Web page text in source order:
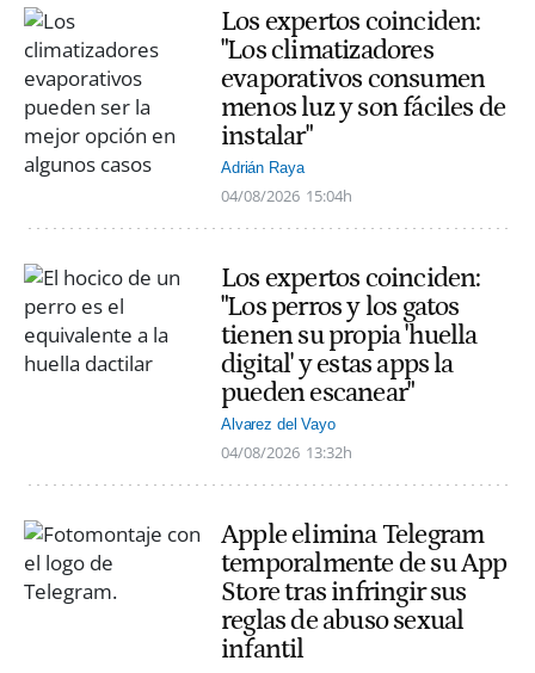
Los expertos coinciden:
"Los climatizadores
evaporativos consumen
menos luz y son fáciles de
instalar"
Adrián Raya
04/08/2026 15:04h
Los expertos coinciden:
"Los perros y los gatos
tienen su propia 'huella
digital' y estas apps la
pueden escanear"
Alvarez del Vayo
04/08/2026 13:32h
Apple elimina Telegram
temporalmente de su App
Store tras infringir sus
reglas de abuso sexual
infantil